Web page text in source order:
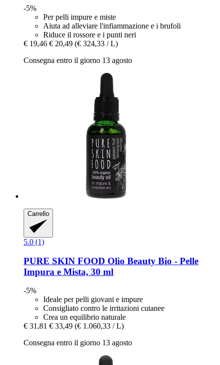
-5%
Per pelli impure e miste
Aiuta ad alleviare l'infiammazione e i brufoli
Riduce il rossore e i punti neri
€ 19,46 € 20,49 (€ 324,33 / L)
Consegna entro il giorno 13 agosto
Carrello
5.0 (1)
PURE SKIN FOOD Olio Beauty Bio -​ Pelle
Impura e Mista, 30 ml
-5%
Ideale per pelli giovani e impure
Consigliato contro le irritazioni cutanee
Crea un equilibrio naturale
€ 31,81 € 33,49 (€ 1.060,33 / L)
Consegna entro il giorno 13 agosto